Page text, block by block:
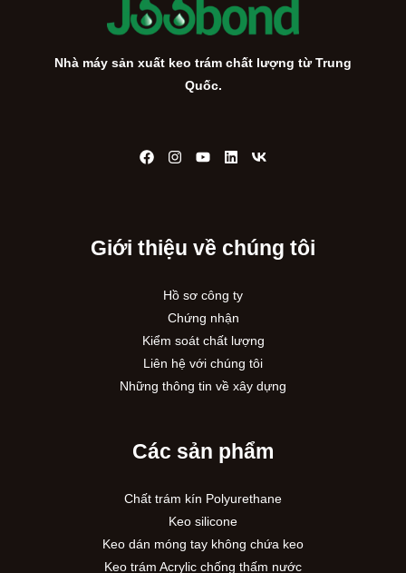
Nhà máy sản xuất keo trám chất lượng từ Trung
Quốc.
Giới thiệu về chúng tôi
Hồ sơ công ty
Chứng nhận
Kiểm soát chất lượng
Liên hệ với chúng tôi
Những thông tin về xây dựng
Các sản phẩm
Chất trám kín Polyurethane
Keo silicone
Keo dán móng tay không chứa keo
Keo trám Acrylic chống thấm nước